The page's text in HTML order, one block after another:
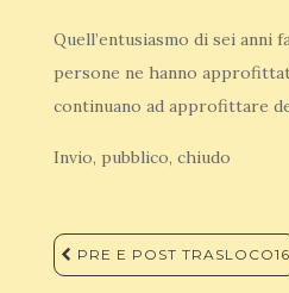
Quell’entusiasmo di sei anni
persone ne hanno
continuano ad approfittare
Invio, pubblico, chiudo
Navigazione
PRE E POST TRASLOCO16